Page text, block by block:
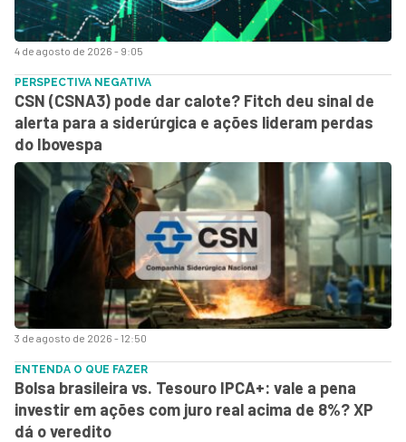
4 de agosto de 2026 - 9:05
3 de agosto de 2026 - 12:50
PERSPECTIVA NEGATIVA
CSN (CSNA3) pode dar calote? Fitch deu sinal de
alerta para a siderúrgica e ações lideram perdas
do Ibovespa
ENTENDA O QUE FAZER
Bolsa brasileira vs. Tesouro IPCA+: vale a pena
investir em ações com juro real acima de 8%? XP
dá o veredito